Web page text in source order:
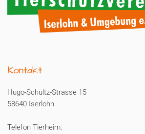
Kontakt
Hugo-Schultz-Strasse 15
58640 Iserlohn
Telefon Tierheim: